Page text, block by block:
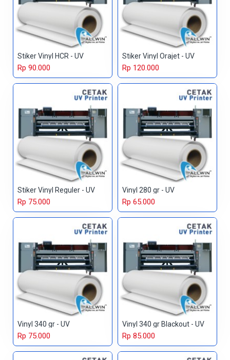
Stiker Vinyl HCR - UV
Rp 90.000
Stiker Vinyl Orajet - UV
Rp 120.000
Stiker Vinyl Reguler - UV
Rp 75.000
Vinyl 280 gr - UV
Rp 65.000
Vinyl 340 gr - UV
Rp 75.000
Vinyl 340 gr Blackout - UV
Rp 85.000